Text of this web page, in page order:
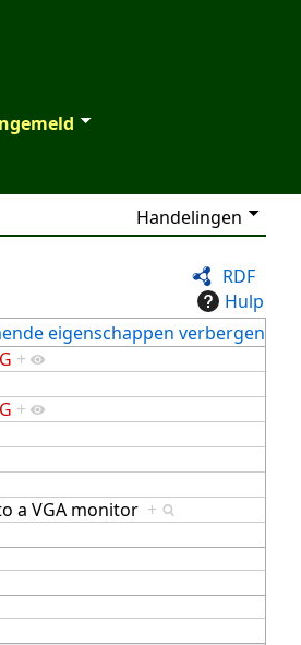
Handelingen
RDF
Hulp
eigenschappen verbergen
+
+
a VGA monitor +